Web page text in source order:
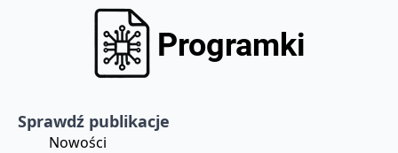
Sprawdź publikacje
Nowości